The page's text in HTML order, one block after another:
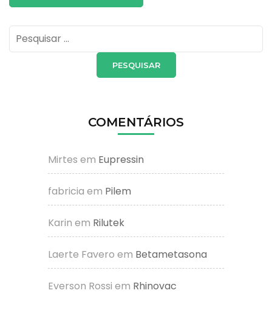
Pesquisar
por:
COMENTÁRIOS
Mirtes em Eupressin
fabricia em Pilem
Karin em Rilutek
Laerte Favero em Betametasona
Everson Rossi em Rhinovac